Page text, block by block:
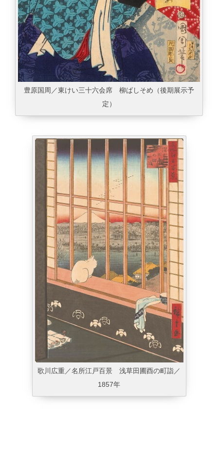
豊原国周／東けい三十六会席 柳ばしそめ（後期展示予
定）
歌川広重／名所江戸百景 浅草田圃酉の町詣／
1857年